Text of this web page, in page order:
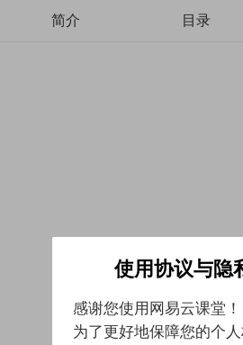
简介 目录
使用协议与隐
感谢您使用网易云课堂！
为了更好地保障您的个